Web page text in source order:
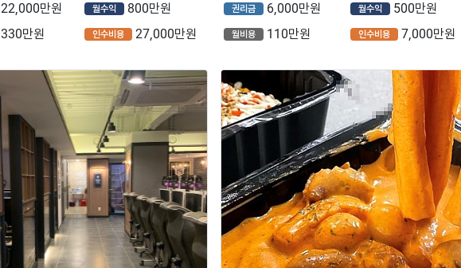
22,000만원 월수익 800만원
330만원 인수비용 27,000만원
권리금 6,000만원 월수익 500만원
월비용 110만원 인수비용 7,000만원